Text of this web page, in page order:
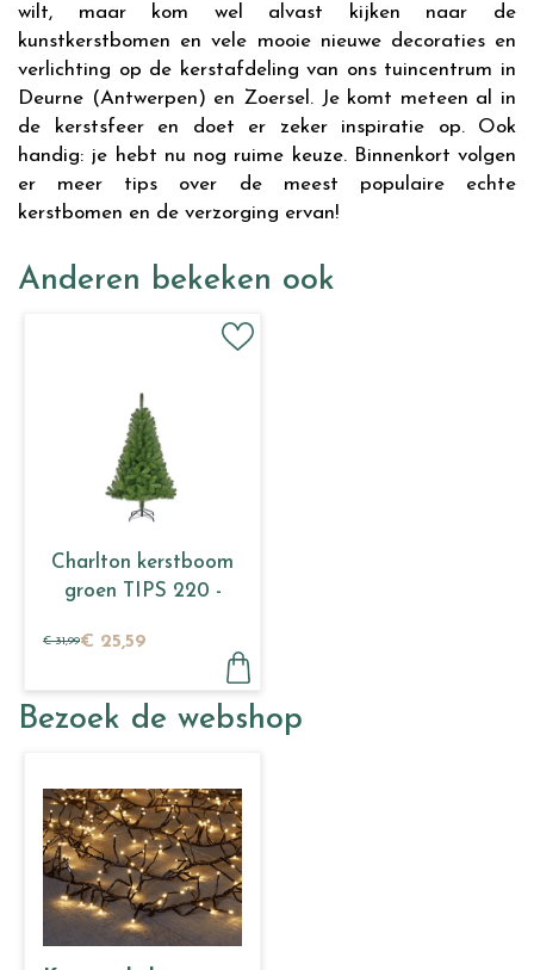
wilt, maar kom wel alvast kijken naar de
kunstkerstbomen en vele mooie nieuwe decoraties en
verlichting op de kerstafdeling van ons tuincentrum in
Deurne (Antwerpen) en Zoersel. Je komt meteen al in
de kerstsfeer en doet er zeker inspiratie op. Ook
handig: je hebt nu nog ruime keuze. Binnenkort volgen
er meer tips over de meest populaire echte
kerstbomen en de verzorging ervan!
Anderen bekeken ook
Charlton kerstboom
groen TIPS 220 -
€ 31,99€ 25,59
Bezoek de webshop